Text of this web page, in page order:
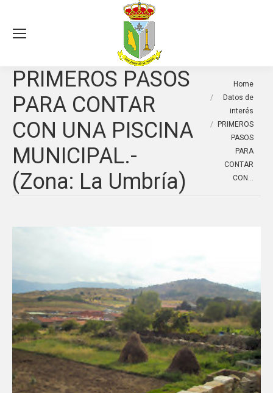
PRIMEROS PASOS
PARA CONTAR
CON UNA PISCINA
MUNICIPAL.-
(Zona: La Umbría)
You are here:
Home
Datos de
interés
PRIMEROS
PASOS
PARA
CONTAR
CON…